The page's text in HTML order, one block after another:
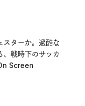
スターか。過酷な
、戦時下のサッカ
Screen